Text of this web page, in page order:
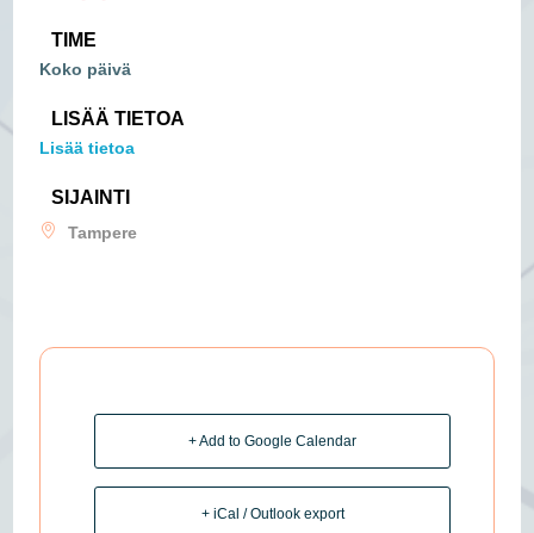
TIME
Koko päivä
LISÄÄ TIETOA
Lisää tietoa
SIJAINTI
Tampere
+ Add to Google Calendar
+ iCal / Outlook export